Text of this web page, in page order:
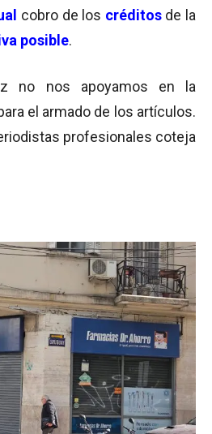
cobro de los créditos de la
posible.
no nos apoyamos en la
el armado de los artículos.
profesionales coteja